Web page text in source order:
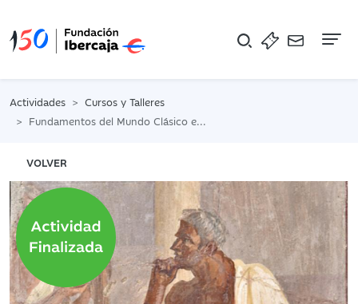
Actividades
Cursos y Talleres
Fundamentos del Mundo Clásico en la cultura occidental
VOLVER